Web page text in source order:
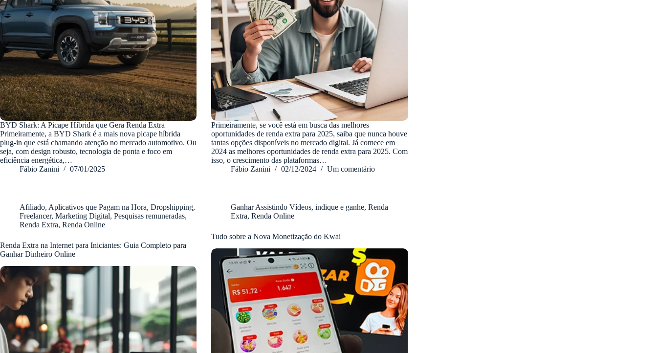
BYD Shark: A Picape Híbrida que Gera Renda Extra
Primeiramente, a BYD Shark é a mais nova picape híbrida
plug-in que está chamando atenção no mercado automotivo. Ou
seja, com design robusto, tecnologia de ponta e foco em
eficiência energética,…
Fábio Zanini
07/01/2025
Primeiramente, se você está em busca das melhores
oportunidades de renda extra para 2025, saiba que nunca houve
tantas opções disponíveis no mercado digital. Já comece em
2024 as melhores oportunidades de renda extra para 2025. Com
isso, o crescimento das plataformas…
Fábio Zanini
02/12/2024 Um comentário
Afiliado, Aplicativos que Pagam na Hora, Dropshipping,
Freelancer, Marketing Digital, Pesquisas remuneradas,
Renda Extra, Renda Online
Renda Extra na Internet para Iniciantes: Guia Completo para
Ganhar Dinheiro Online
Ganhar Assistindo Vídeos,indique e ganhe,Renda
Extra,Renda Online
Tudo sobre a Nova Monetização do Kwai